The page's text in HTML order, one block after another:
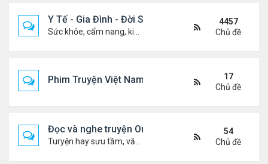
Y Tế - Gia Đình - Đời Sống
4457
Chủ đề
Phim Truyện Việt Nam Online
17
Chủ đề
Đọc và nghe truyện Online
54
Chủ đề